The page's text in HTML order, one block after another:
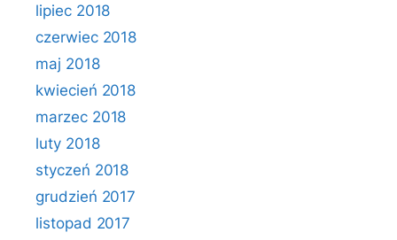
lipiec 2018
czerwiec 2018
maj 2018
kwiecień 2018
marzec 2018
luty 2018
styczeń 2018
grudzień 2017
listopad 2017